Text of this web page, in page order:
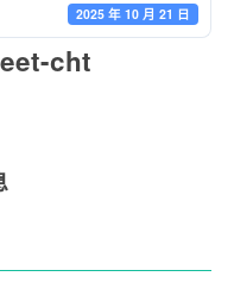
2025 年 10 月 21 日
cht